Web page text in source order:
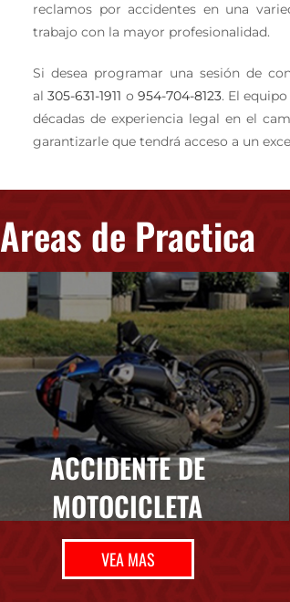
reclamos por accidentes en una
trabajo con la mayor profesionalidad.
Si desea programar una sesión de
al305-631-1911 o 954-704-8123. El
décadas de experiencia legal en el
garantizarle que tendrá acceso a un
Areas de Practica
ACCIDENTE DE
MOTOCICLETA
VEA MAS